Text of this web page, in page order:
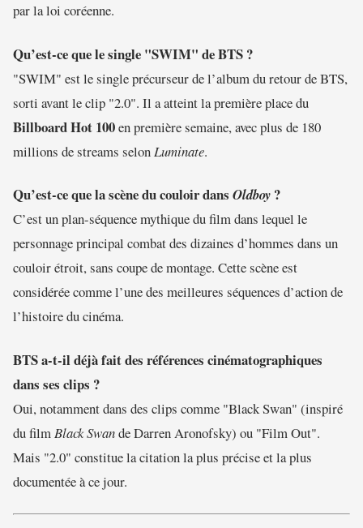
par la loi coréenne.
Qu’est-ce que le single "SWIM" de BTS ?
"SWIM" est le single précurseur de l’album du retour de BTS,
sorti avant le clip "2.0". Il a atteint la première place du
Billboard Hot 100en première semaine, avec plus de 180
millions de streams selonLuminate.
Qu’est-ce que la scène du couloir dans Oldboy ?
C’est un plan-séquence mythique du film dans lequel le
personnage principal combat des dizaines d’hommes dans un
couloir étroit, sans coupe de montage. Cette scène est
considérée comme l’une des meilleures séquences d’action de
l’histoire du cinéma.
BTS a-t-il déjà fait des références cinématographiques
dans ses clips ?
Oui, notamment dans des clips comme "Black Swan" (inspiré
du filmBlack Swande Darren Aronofsky) ou "Film Out".
Mais "2.0" constitue la citation la plus précise et la plus
documentée à ce jour.